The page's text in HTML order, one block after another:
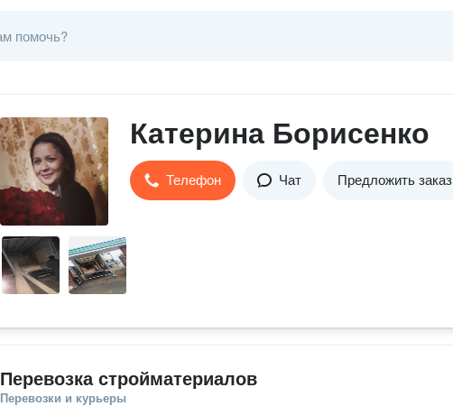
Катерина Борисенко
Телефон Чат Предложить заказ
Перевозка стройматериалов
Перевозки и курьеры